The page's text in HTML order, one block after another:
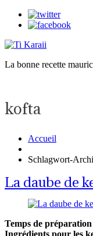
La bonne recette
kofta
Accueil
Schlagwort-
La daube de
Temps de